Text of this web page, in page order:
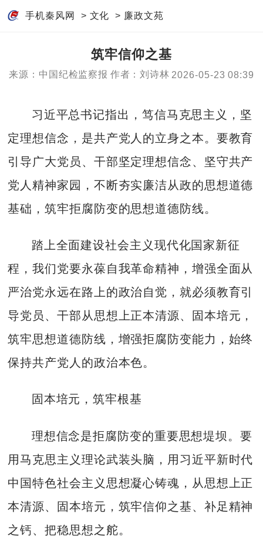
手机秦风网 > 文化 > 廉政文苑
筑牢信仰之基
来源：中国纪检监察报 作者：刘诗林 2026-05-23 08:39
习近平总书记指出，笃信马克思主义，坚
定理想信念，是共产党人的立身之本。要教育
引导广大党员、干部坚定理想信念、坚守共产
党人精神家园，不断夯实廉洁从政的思想道德
基础，筑牢拒腐防变的思想道德防线。
踏上全面建设社会主义现代化国家新征
程，我们党要永葆自我革命精神，增强全面从
严治党永远在路上的政治自觉，就必须教育引
导党员、干部从思想上正本清源、固本培元，
筑牢思想道德防线，增强拒腐防变能力，始终
保持共产党人的政治本色。
固本培元，筑牢根基
理想信念是拒腐防变的重要思想堤坝。要
用马克思主义理论武装头脑，用习近平新时代
中国特色社会主义思想凝心铸魂，从思想上正
本清源、固本培元，筑牢信仰之基、补足精神
之钙、把稳思想之舵。